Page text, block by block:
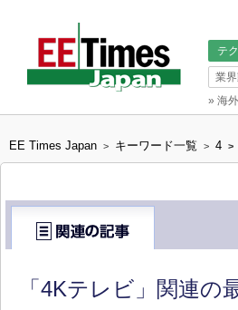
テ
業
» 海
EE Times Japan > キーワード一覧 > 4 >
「4Kテレビ」関連